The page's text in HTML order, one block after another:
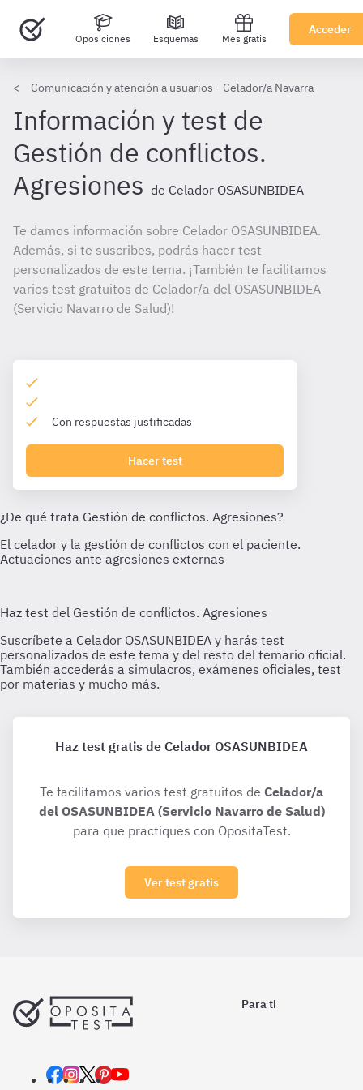
Oposiciones Esquemas Mes gratis
Acceder
Comunicación y atención a usuarios - Celador/a Navarra
Información y test de
Gestión de conflictos.
Agresiones de Celador OSASUNBIDEA
Te damos información sobre Celador OSASUNBIDEA.
Además, si te suscribes, podrás hacer test
personalizados de este tema. ¡También te facilitamos
varios test gratuitos de Celador/a del OSASUNBIDEA
(Servicio Navarro de Salud)!
Con respuestas justificadas
Hacer test
Haz test gratis de Celador OSASUNBIDEA
Te facilitamos varios test gratuitos de Celador/a
del OSASUNBIDEA (Servicio Navarro de Salud)
para que practiques con OpositaTest.
Ver test gratis
Para ti